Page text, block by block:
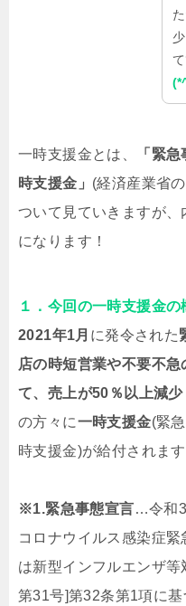
一時支援金とは、
「緊
時支援金」 (経済産業省
ついて見ていきますが
になります！
１．今回の一時支援金の
2021年1月 に発令された
店の時短営業や不要不
て、売上が50％以上減
の方々に一時支援金(緊
時支援金)が給付されます
※1.緊急事態宣言…令和
コロナウイルス感染症
は新型インフルエンザ
第31号]第32条第1項に基